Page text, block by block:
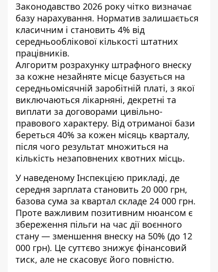
Законодавство 2026 року чітко визначає
базу нарахування. Норматив залишається
класичним і становить 4% від
середньооблікової кількості штатних
працівників.
Алгоритм розрахунку штрафного внеску
за кожне незайняте місце базується на
середньомісячній заробітній платі, з якої
виключаються лікарняні, декретні та
виплати за договорами цивільно-
правового характеру. Від отриманої бази
береться 40% за кожен місяць кварталу,
після чого результат множиться на
кількість незаповнених квотних місць.
У наведеному Інспекцією прикладі, де
середня зарплата становить 20 000 грн,
базова сума за квартал складе 24 000 грн.
Проте важливим позитивним нюансом є
збереження пільги на час дії воєнного
стану — зменшення внеску на 50% (до 12
000 грн). Це суттєво знижує фінансовий
тиск, але не скасовує його повністю.